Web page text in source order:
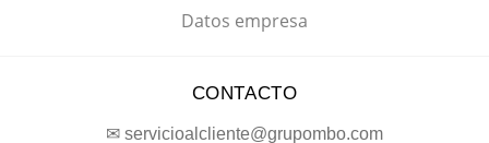
Datos empresa
CONTACTO
✉ servicioalcliente@grupombo.com